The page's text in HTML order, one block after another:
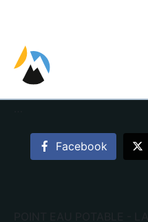
Facebook